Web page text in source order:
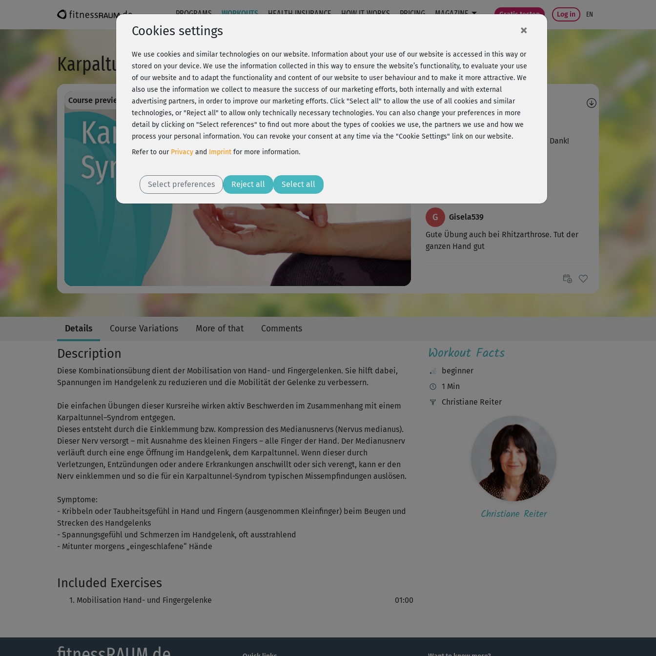
PROGRAMS WORKOUTS HEALTH INSURANCE HOW IT WORKS PRICING MAGAZINE Gratis testen Log in EN
Karpaltunnel - Mobilisation Hand- und Fingergelenke
Play
Video
Course preview - register and train all! 20% Rabatt + Wunsch-Goodie Comments
A
Andrea383
Super Übung, super erklärt! Vielen Dank!
G
Gisela539
Gute Übung auch bei Rhitzarthrose. Tut der
ganzen Hand gut
Details Course Variations More of that Comments
Description
Diese Kombinationsübung dient der Mobilisation von Hand- und Fingergelenken. Sie hilft dabei,
Spannungen im Handgelenk zu reduzieren und die Mobilität der Gelenke zu verbessern.
Die einfachen Übungen dieser Kursreihe wirken aktiv Beschwerden im Zusammenhang mit einem
Karpaltunnel–Syndrom entgegen.
Dieses entsteht durch die Einklemmung bzw. Kompression des Medianusnervs (Nervus medianus).
Dieser Nerv versorgt – mit Ausnahme des kleinen Fingers – alle Finger der Hand. Der Medianusnerv
verläuft durch eine enge Öffnung im Handgelenk, dem Karpaltunnel. Wenn dieser durch
Verletzungen, Entzündungen oder andere Erkrankungen anschwillt oder sich verengt, kann er den
Nerv einklemmen und so die für ein Karpaltunnel-Syndrom typischen Missempfindungen auslösen.
Symptome:
- Kribbeln oder Taubheitsgefühl in Hand und Fingern (ausgenommen Kleinfinger) beim Beugen und
Strecken des Handgelenks
- Spannungsgefühl und Schmerzen im Handgelenk, oft ausstrahlend
- Mitunter morgens „eingeschlafene“ Hände
Included Exercises
Mobilisation Hand- und Fingergelenke 01:00
Workout Facts
beginner
1 Min
Christiane Reiter
Christiane Reiter
Cookies settings ×
We use cookies and similar technologies on our website. Information about your use of our website is accessed in this way or
stored on your device. We use the information collected in this way to ensure the website’s functionality, to evaluate your use
of our website and to adapt the functionality and content of our website to user behaviour and to make it more attractive. We
also use the information we collect to measure the success of our marketing efforts, both internally and with external
advertising partners, in order to improve our marketing efforts. Click "Select all" to allow the use of all cookies and similar
technologies, or "Reject all" to allow only technically necessary technologies. You can also change your preferences in more
detail by clicking on "Select references" to find out more about the types of cookies we use, the partners we use and how we
process your personal information. You can revoke your consent at any time via the "Cookie Settings" link on our website.
Refer to our Privacy and Imprint for more information.
Select preferences Reject all Select all